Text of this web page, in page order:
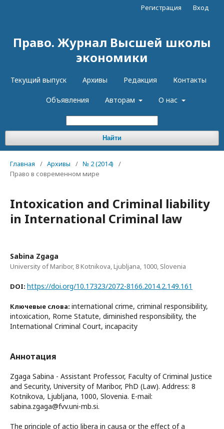
Право. Журнал Высшей школы
экономики
Текущий выпуск Архивы Редакция Контакты
Объявления Авторам О нас
Найти
Регистрация Вход
Главная / Архивы / № 2 (2014)
/
Право в современном мире
Intoxication and Criminal liability
in International Criminal law
Sabina Zgaga
University of Maribor, 8 Kotnikova, Ljubljana, 1000, Slovenia
DOI: https://doi.org/10.17323/2072-8166.2014.2.149.161
Ключевые слова: international crime, criminal responsibility,
intoxication, Rome Statute, diminished responsibility, the
International Criminal Court, incapacity
Аннотация
Zgaga Sabina - Assistant Professor, Faculty of Criminal Justice
and Security, University of Maribor, PhD (Law). Address: 8
Kotnikova, Ljubljana, 1000, Slovenia. E-mail:
sabina.zgaga@fvv.uni-mb.si.
The principle of actio libera in causa or the effect of a